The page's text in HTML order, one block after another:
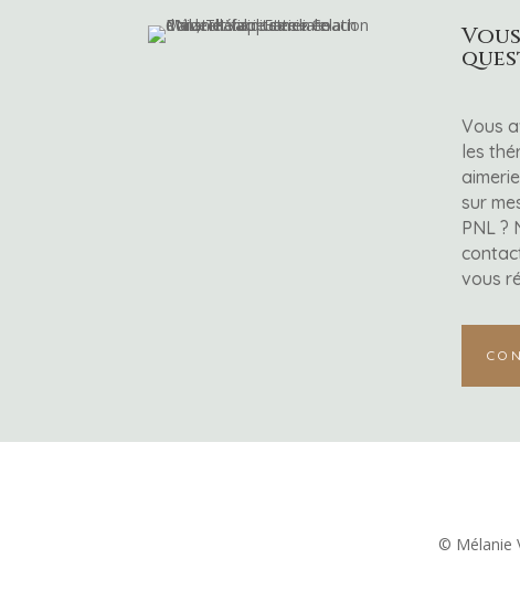
Vous
les
sur
PNL ?
vous
© Mélanie